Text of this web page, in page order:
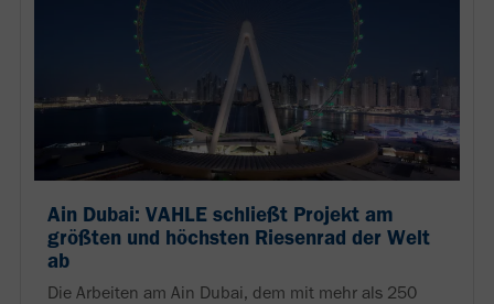
Ain Dubai: VAHLE schließt Projekt am
größten und höchsten Riesenrad der Welt
ab
Die Arbeiten am Ain Dubai, dem mit mehr als 250